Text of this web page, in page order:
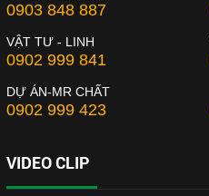
0903 848 887
VẬT TƯ - LINH
0902 999 841
DỰ ÁN-MR CHẤT
0902 999 423
VIDEO CLIP